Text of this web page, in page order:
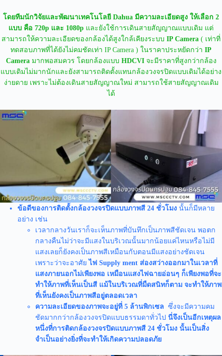
โดยทีมนักวิจัยและพัฒนาเทคโนโลยี Dahua มีความละเอียดสูง ให้เลือก 2
แบบ คือ 720p และ 1080p และยังใช้การเดินสายสัญญาณแบบเดิม แต่
สามารถให้ความละเอียดของกล้องได้สูงใกล้เคียงระบบ IP Camera ( เท่าที่
ทดสอบภาพที่ได้ยังไม่คมชัดเท่า IP Camera ) ในราคาประหยัดกว่า IP
Cameraมากพอสมควร โดยกล้องแบบ HDCVI จะมีราคาที่สูงกว่ากล้อง
แบบเดิมไม่มากนักและยังสามารถติดตั้งแทนกล้องวงจรปิดแบบเดิมได้อย่าง
ง่ายดาย เพราะไม่ต้องเดินสายสัญญาณใหม่ สามารถใช้สายสัญญาณเดิม
ได้
ข้อดีของการติดตั้งกล้องวงจรปิดแบบภาพสี 24 ชั่วโมง นั้นก็มีหลาย
อย่าง เช่น
เวลากลางวันเราก็จะเห็นภาพที่บันทึกเป็นภาพสีชัดเจน พอตก
กลางคืนไม่ว่าจะมีแสงในบริเวณนั้นมากน้อยแค่ไหนหรือไม่มี
แสงเลยก็ยังคงเป็นภาพสีเหมือนกับตอนมีแสงอย่างชัดเจน
เพราะว่าจะอาศัย ไฟ Supply ment ส่องสว่างออกมาในเวลาที่
แสงภายนอกไม่เพียงพอ เหมือนแสงไฟฉายอ่อนๆ ก็เพียงพอที่จะ
ทำให้ภาพที่เห็นเป็นสี แม้ในบริเวณที่มืดสนิทก็ตาม จะทำให้ภาพ
ที่เห็นยังคงเป็นภาพสีอยู่ตลอดเวลา
ความละเอียดของภาพจะอยู่ที่ 5 ล้านพิกเซล ซึ่งจะมีความคม
ชัดมากกว่ากล้องวงจรปิดแบบธรรมดาทั่วไป นี่จึงเป็นอีกเหตุผล
หนึ่งที่การติดกล้องวงจรปิดแบบภาพสี 24 ชั่วโมง นั้นเป็นสิ่ง
จำเป็นอย่างยิ่งที่จะทำให้เกิดความปลอดภัย